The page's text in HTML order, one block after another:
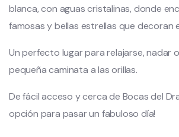
blanca, con aguas cristalinas, donde
famosas y bellas estrellas que decoran
Un perfecto lugar para relajarse, nadar
pequeña caminata a las orillas.
De fácil acceso y cerca de Bocas del
opción para pasar un fabuloso día!